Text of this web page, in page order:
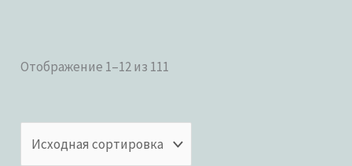
Бренды
Отображение 1–12 из 111